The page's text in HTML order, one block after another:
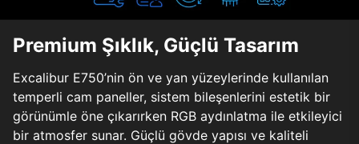
Premium Şıklık, Güçlü Tasarım
Excalibur E750’nin ön ve yan yüzeylerinde kullanılan
temperli cam paneller, sistem bileşenlerini estetik bir
görünümle öne çıkarırken RGB aydınlatma ile etkileyici
bir atmosfer sunar. Güçlü gövde yapısı ve kaliteli